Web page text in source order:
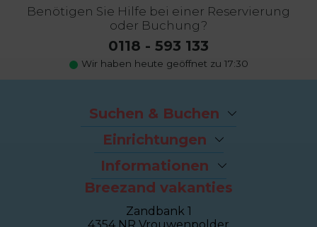
Benötigen Sie Hilfe bei einer Reservierung
oder Buchung?
0118 - 593 133
Wir haben heute geöffnet zu 17:30
Suchen & Buchen
Angebote
Last-Minutes
Ferienhäuser
Ferienwohnungen
Sealofts
Gruppenhäuser
Einrichtungen
Der Strand
Fahrradverleih
Brasserie Dune
Breezand Gym
Informationen
Kontakt und Adresse
Eigentümer Dashboard
Breezand vakanties
Zandbank 1